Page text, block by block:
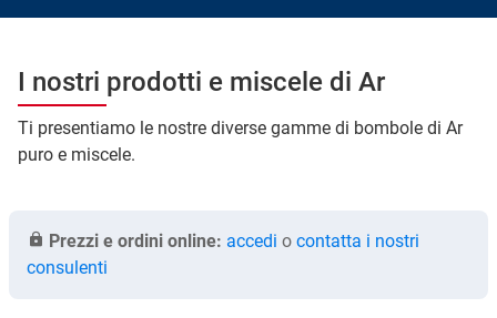
I nostri prodotti e miscele di Ar
Ti presentiamo le nostre diverse gamme di bombole di Ar
puro e miscele.
Prezzi e ordini online: accedi o contatta i nostri
consulenti